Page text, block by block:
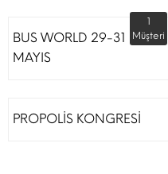
BUS WORLD 29-31
MAYIS
1
Müşteri
PROPOLİS KONGRESİ